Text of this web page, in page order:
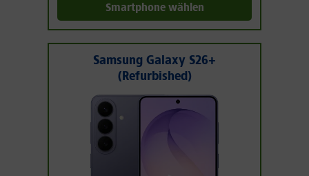
Smartphone wählen
Samsung Galaxy S26+
(Refurbished)